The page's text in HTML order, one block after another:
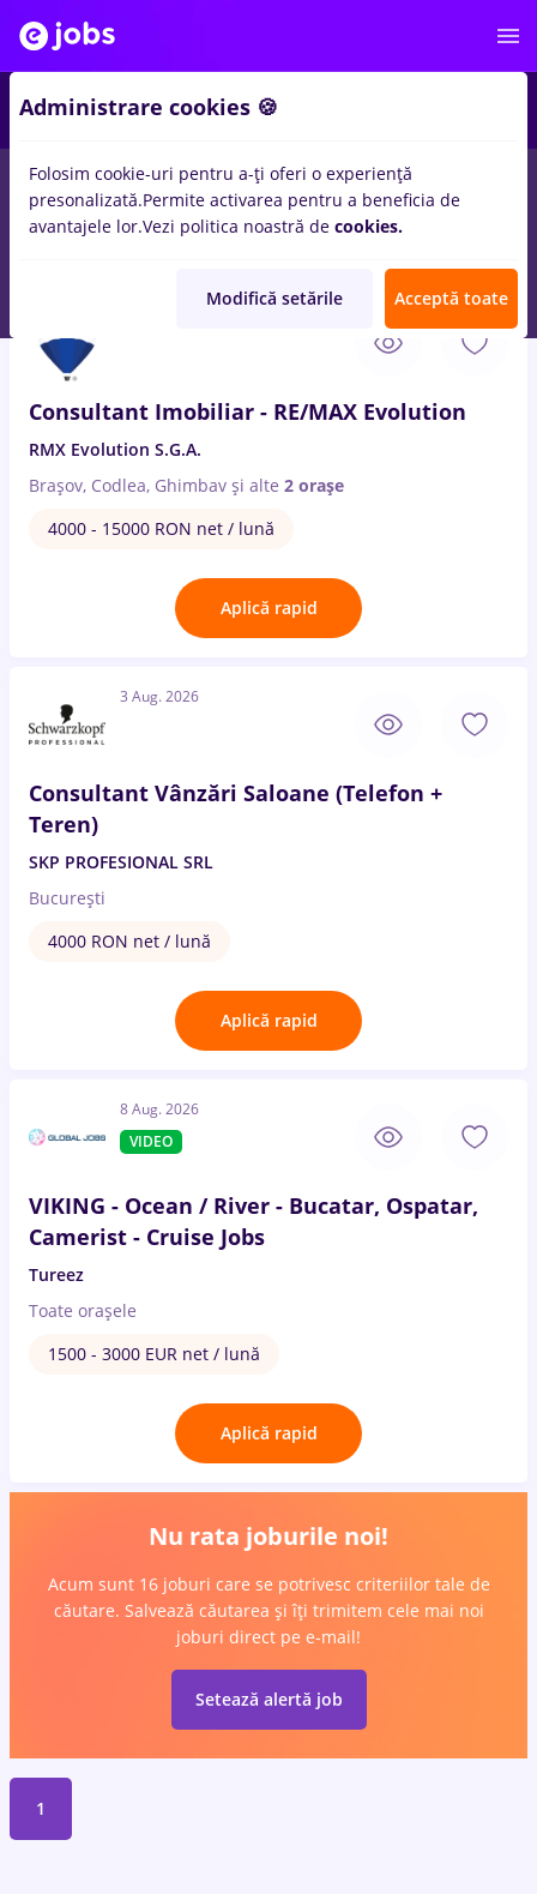
Remote (de acasă) București Cluj-Napoca
Consultant Imobiliar - RE/MAX Evolution
RMX Evolution S.G.A.
Brașov, Codlea, Ghimbav și alte 2 orașe
4000 - 15000 RON net / lună
Aplică rapid
3 Aug. 2026
Consultant Vânzări Saloane (Telefon +
Teren)
SKP PROFESIONAL SRL
București
4000 RON net / lună
Aplică rapid
8 Aug. 2026
VIDEO
VIKING - Ocean / River - Bucatar, Ospatar,
Camerist - Cruise Jobs
Tureez
Toate oraşele
1500 - 3000 EUR net / lună
Aplică rapid
Nu rata joburile noi!
Acum sunt 16 joburi care se potrivesc criteriilor tale de
căutare. Salvează căutarea și îți trimitem cele mai noi
joburi direct pe e-mail!
Setează alertă job
1
Administrare cookies 🍪
Folosim cookie-uri pentru a-ți oferi o experiență
presonalizată.Permite activarea pentru a beneficia de
avantajele lor.Vezi politica noastră de cookies.
Modifică setările Acceptă toate